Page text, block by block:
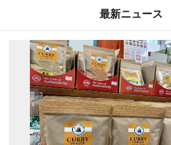
最新ニュース